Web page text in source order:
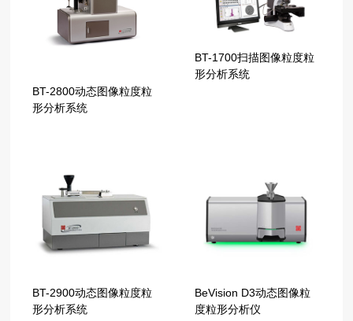
BT-2800动态图像粒度粒
形分析系统
BT-1700扫描图像粒度粒
形分析系统
BT-2900动态图像粒度粒
形分析系统
BeVision D3动态图像粒
度粒形分析仪